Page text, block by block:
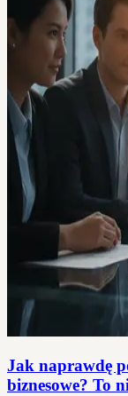
Jak naprawdę
biznesowe? To